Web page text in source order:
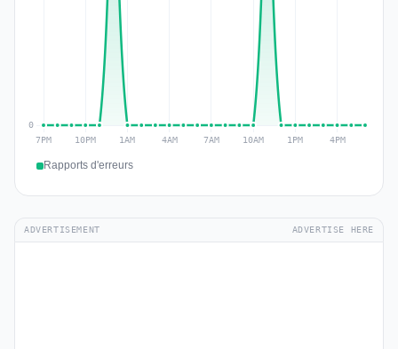
Rapports d'erreurs
ADVERTISEMENT ADVERTISE HERE